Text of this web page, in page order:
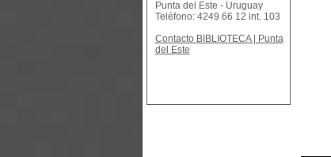
Punta del Este - Uruguay
Teléfono: 4249 66 12 int. 103
Contacto BIBLIOTECA | Punta
del Este